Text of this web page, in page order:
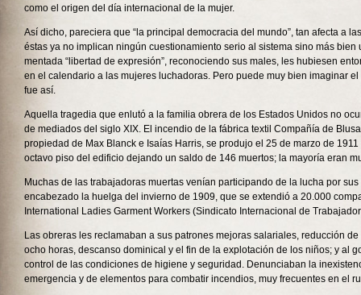
como el origen del día internacional de la mujer.
Así dicho, pareciera que “la principal democracia del mundo”, tan afecta a
éstas ya no implican ningún cuestionamiento serio al sistema sino más bien
mentada “libertad de expresión”, reconociendo sus males, les hubiesen
en el calendario a las mujeres luchadoras. Pero puede muy bien imaginar
fue así.
Aquella tragedia que enlutó a la familia obrera de los Estados Unidos no
de mediados del siglo XIX. El incendio de la fábrica textil Compañía de
propiedad de Max Blanck e Isaías Harris, se produjo el 25 de marzo de
octavo piso del edificio dejando un saldo de 146 muertos; la mayoría eran
Muchas de las trabajadoras muertas venían participando de la lucha por
encabezado la huelga del invierno de 1909, que se extendió a 20.000
International Ladies Garment Workers (Sindicato Internacional de
Las obreras les reclamaban a sus patrones mejoras salariales, reducción
ocho horas, descanso dominical y el fin de la explotación de los niños; y al
control de las condiciones de higiene y seguridad. Denunciaban la
emergencia y de elementos para combatir incendios, muy frecuentes en el